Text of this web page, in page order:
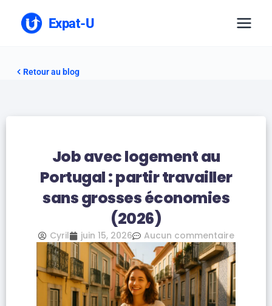
Expat-U
Retour au blog
Job avec logement au
Portugal : partir travailler
sans grosses économies
(2026)
Cyril juin 15, 2026 Aucun commentaire